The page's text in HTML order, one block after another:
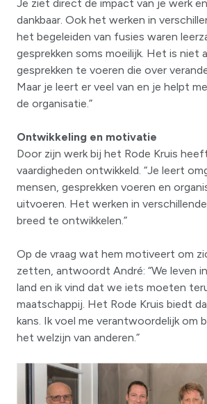
Je ziet direct de impact van je werk
dankbaar. Ook het werken in
het begeleiden van fusies waren
gesprekken soms moeilijk. Het is niet
gesprekken te voeren die over
Maar je leert er veel van en je helpt
de organisatie.”
Ontwikkeling en motivatie
Door zijn werk bij het Rode Kruis
vaardigheden ontwikkeld. “Je leert
mensen, gesprekken voeren en
uitvoeren. Het werken in
breed te ontwikkelen.”
Op de vraag wat hem motiveert om
zetten, antwoordt André: “We leven
land en ik vind dat we iets moeten
maatschappij. Het Rode Kruis biedt
kans. Ik voel me verantwoordelijk om
het welzijn van anderen.”